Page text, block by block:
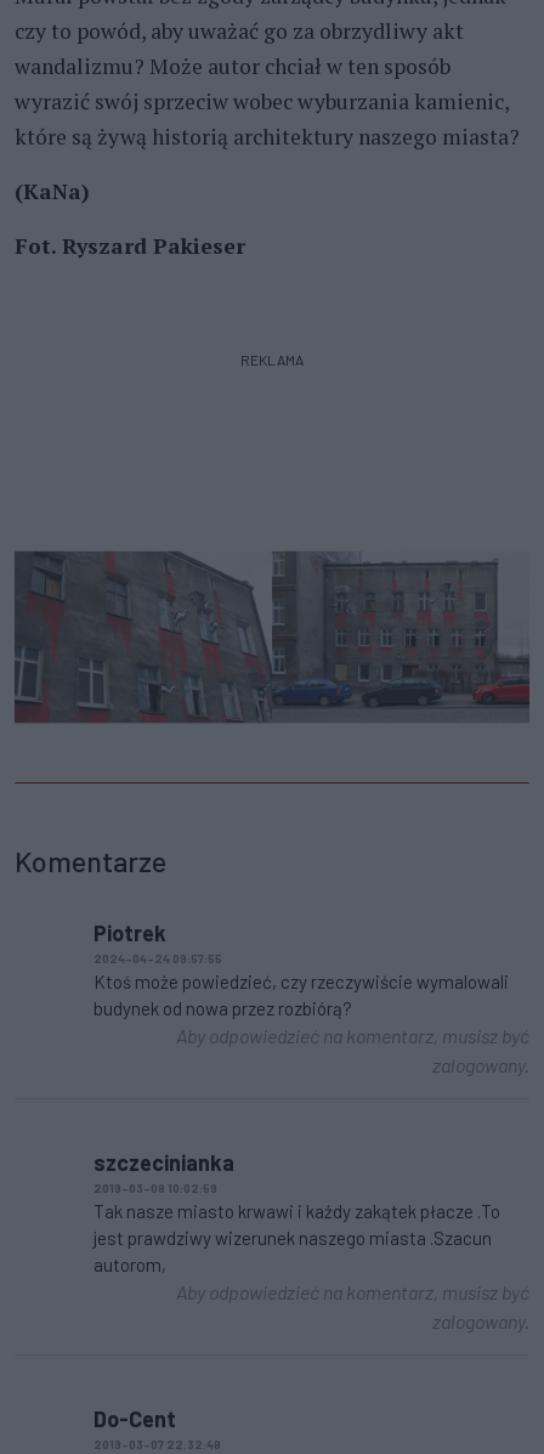
czy to powód, aby uważać go za obrzydliwy akt
wandalizmu? Może autor chciał w ten sposób
wyrazić swój sprzeciw wobec wyburzania kamienic,
które są żywą historią architektury naszego miasta?
(KaNa)
Fot. Ryszard Pakieser
REKLAMA
Komentarze
Piotrek
2024-04-24 09:57:55
Ktoś może powiedzieć, czy rzeczywiście wymalowali
budynek od nowa przez rozbiórą?
Aby odpowiedzieć na komentarz, musisz być
zalogowany.
szczecinianka
2019-03-08 10:02:59
Tak nasze miasto krwawi i każdy zakątek płacze .To
jest prawdziwy wizerunek naszego miasta .Szacun
autorom,
Aby odpowiedzieć na komentarz, musisz być
zalogowany.
Do-Cent
2019-03-07 22:32:48